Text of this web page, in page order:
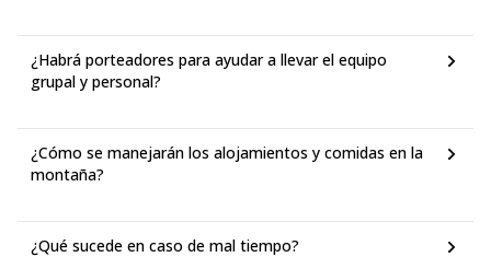
¿Habrá porteadores para ayudar a llevar el equipo
grupal y personal?
¿Cómo se manejarán los alojamientos y comidas en la
montaña?
¿Qué sucede en caso de mal tiempo?